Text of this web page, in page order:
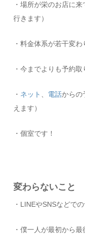
・場所が栄のお店に
行きます）
・料金体系が若干変わ
・今までよりも予約取
・ ネット 電話からの
えます）
・個室です！
変わらないこと
・LINEやSNSなどで
・僕一人が最初から